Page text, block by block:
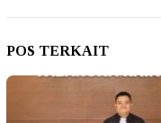
POS TERKAIT